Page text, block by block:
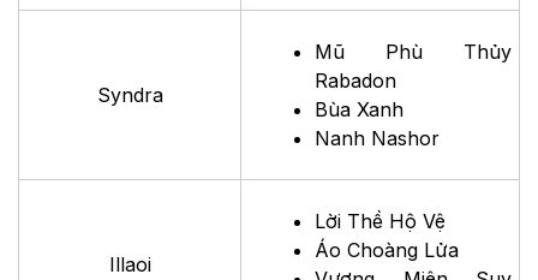
Syndra
Mũ Phù Thủy
Rabadon
Bùa Xanh
Nanh Nashor
Illaoi
Lời Thề Hộ Vệ
Áo Choàng Lửa